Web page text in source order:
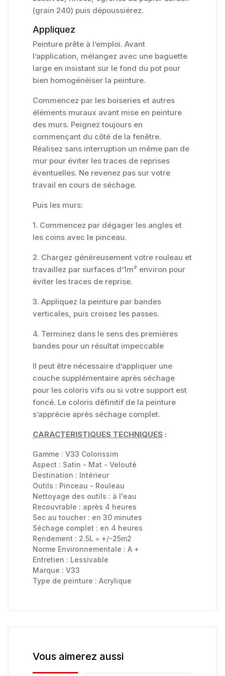
(grain 240) puis dépoussiérez.
Appliquez
Peinture prête à l’emploi. Avant
l’application, mélangez avec une baguette
large en insistant sur le fond du pot pour
bien homogénéiser la peinture.
Commencez par les boiseries et autres
éléments muraux avant mise en peinture
des murs. Peignez toujours en
commençant du côté de la fenêtre.
Réalisez sans interruption un même pan de
mur pour éviter les traces de reprises
éventuelles. Ne revenez pas sur votre
travail en cours de séchage.
Puis les murs:
1. Commencez par dégager les angles et
les coins avec le pinceau.
2. Chargez généreusement votre rouleau et
travaillez par surfaces d’1m² environ pour
éviter les traces de reprise.
3. Appliquez la peinture par bandes
verticales, puis croisez les passes.
4. Terminez dans le sens des premières
bandes pour un résultat impeccable
Il peut être nécessaire d’appliquer une
couche supplémentaire après séchage
pour les coloris vifs ou si votre support est
foncé. Le coloris définitif de la peinture
s’apprécie après séchage complet.
CARACTERISTIQUES TECHNIQUES :
Gamme : V33 Colorissim
Aspect : Satin - Mat - Velouté
Destination : Intérieur
Outils : Pinceau - Rouleau
Nettoyage des outils : à l'eau
Recouvrable : après 4 heures
Sec au toucher : en 30 minutes
Séchage complet : en 4 heures
Rendement : 2.5L = +/-25m2
Norme Environnementale : A +
Entretien : Lessivable
Marque : V33
Type de peinture : Acrylique
Vous aimerez aussi